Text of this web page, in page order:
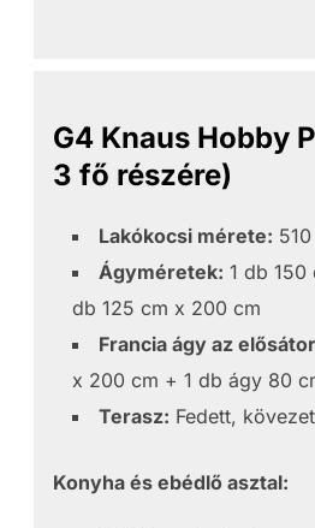
G4 Knaus Hobby
3 fő részére)
Lakókocsi mérete:
Ágyméretek: 1 db 150
db 125 cm x 200 cm
Francia ágy az
x 200 cm + 1 db ágy 80
Terasz: Fedett,
Konyha és ebédlő asztal: